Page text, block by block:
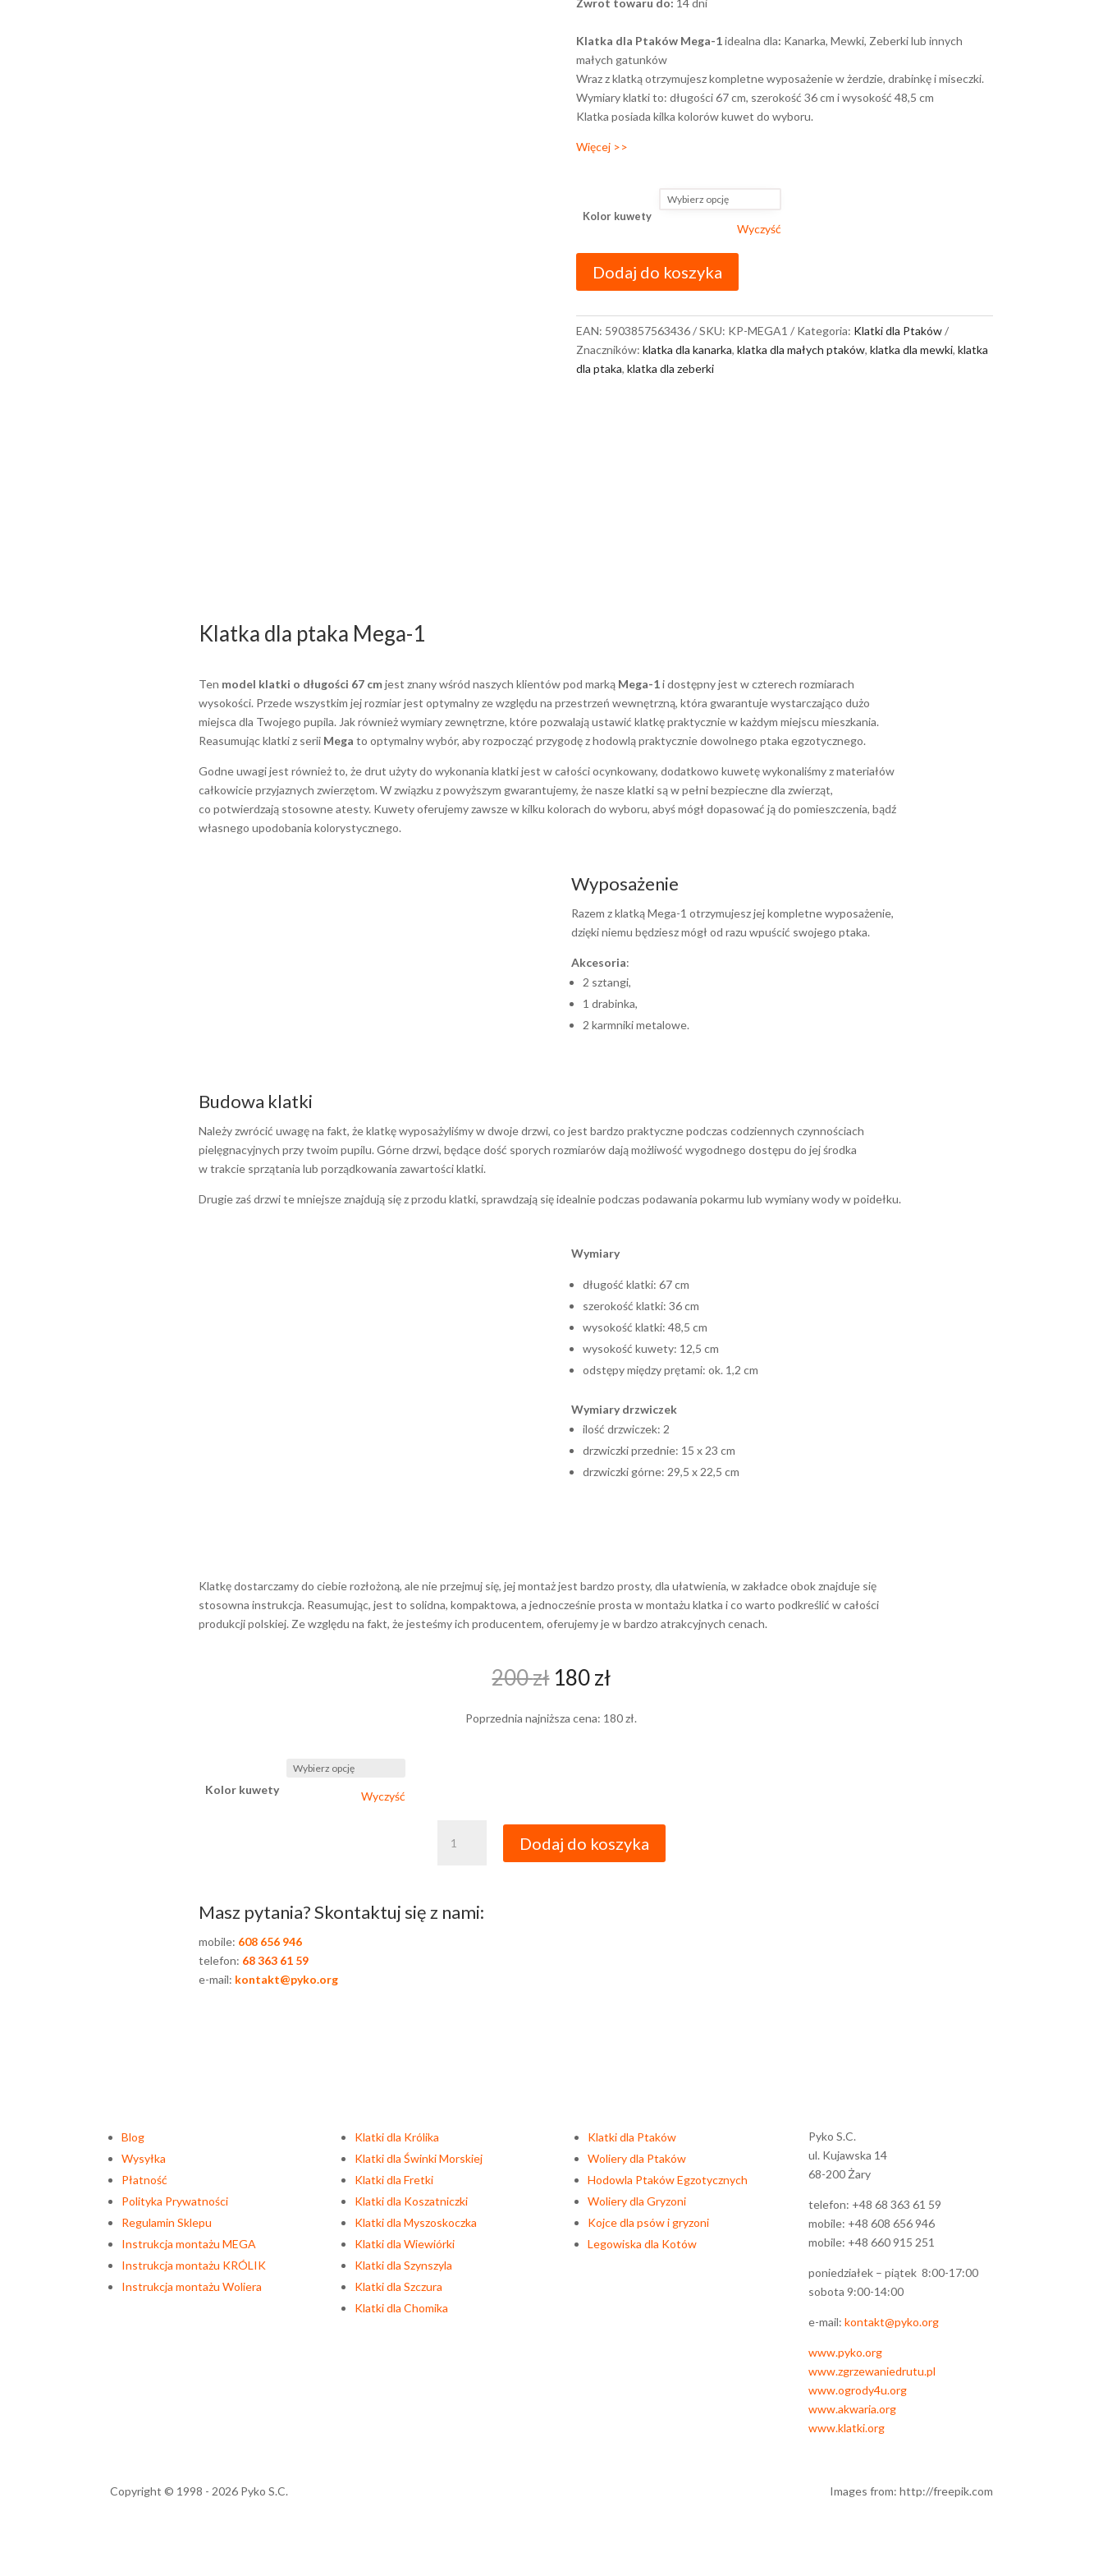
Klatka dla Ptaków Mega-1idealna dla: Kanarka, Mewki, Zeberki lub innych
małych gatunków
Wraz z klatką otrzymujesz kompletne wyposażenie w żerdzie, drabinkę i miseczki.
Wymiary klatki to: długości 67 cm, szerokość 36 cm i wysokość 48,5 cm
Klatka posiada kilka kolorów kuwet do wyboru.
Więcej >>
Kolor kuwety
Wyczyść
Dodaj do koszyka
EAN: 5903857563436 SKU: KP-MEGA1 Kategoria: Klatki dla Ptaków
Znaczników: klatka dla kanarka, klatka dla małych ptaków, klatka dla mewki, klatka
dla ptaka, klatka dla zeberki
Klatka dla ptaka Mega-1
Ten model klatki o długości 67 cmjest znany wśród naszych klientów pod marką Mega-1i dostępny jest w czterech rozmiarach
wysokości. Przede wszystkim jej rozmiar jest optymalny ze względu na przestrzeń wewnętrzną, która gwarantuje wystarczająco dużo
miejsca dla Twojego pupila. Jak również wymiary zewnętrzne, które pozwalają ustawić klatkę praktycznie w każdym miejscu mieszkania.
Reasumując klatki z serii Mega to optymalny wybór, aby rozpocząć przygodę z hodowlą praktycznie dowolnego ptaka egzotycznego.
Godne uwagi jest również to, że drut użyty do wykonania klatki jest w całości ocynkowany, dodatkowo kuwetę wykonaliśmy z materiałów
całkowicie przyjaznych zwierzętom. W związku z powyższym gwarantujemy, że nasze klatki są w pełni bezpieczne dla zwierząt,
co potwierdzają stosowne atesty. Kuwety oferujemy zawsze w kilku kolorach do wyboru, abyś mógł dopasować ją do pomieszczenia, bądź
własnego upodobania kolorystycznego.
Wyposażenie
Razem z klatką Mega-1 otrzymujesz jej kompletne wyposażenie,
dzięki niemu będziesz mógł od razu wpuścić swojego ptaka.
Akcesoria:
2 sztangi,
1 drabinka,
2 karmniki metalowe.
Budowa klatki
Należy zwrócić uwagę na fakt, że klatkę wyposażyliśmy w dwoje drzwi, co jest bardzo praktyczne podczas codziennych czynnościach
pielęgnacyjnych przy twoim pupilu. Górne drzwi, będące dość sporych rozmiarów dają możliwość wygodnego dostępu do jej środka
w trakcie sprzątania lub porządkowania zawartości klatki.
Drugie zaś drzwi te mniejsze znajdują się z przodu klatki, sprawdzają się idealnie podczas podawania pokarmu lub wymiany wody w poidełku.
Wymiary
długość klatki: 67 cm
szerokość klatki: 36 cm
wysokość klatki: 48,5 cm
wysokość kuwety: 12,5 cm
odstępy między prętami: ok. 1,2 cm
Wymiary drzwiczek
ilość drzwiczek: 2
drzwiczki przednie: 15 x 23 cm
drzwiczki górne: 29,5 x 22,5 cm
Klatkę dostarczamy do ciebie rozłożoną, ale nie przejmuj się, jej montaż jest bardzo prosty, dla ułatwienia, w zakładce obok znajduje się
stosowna instrukcja. Reasumując, jest to solidna, kompaktowa, a jednocześnie prosta w montażu klatka i co warto podkreślić w całości
produkcji polskiej. Ze względu na fakt, że jesteśmy ich producentem, oferujemy je w bardzo atrakcyjnych cenach.
200zł Pierwotna
wynosiła:
180złAktualna
wynosi:
Poprzednia najniższa cena: 180zł.
Kolor kuwety Wyczyść
Klatka
Mega-
Dodaj do koszyka
Masz pytania? Skontaktuj się z nami:
mobile: 608 656 946
telefon: 68 363 61 59
e-mail: kontakt@pyko.org
Blog
Wysyłka
Płatność
Polityka Prywatności
Regulamin Sklepu
Instrukcja montażu MEGA
Instrukcja montażu KRÓLIK
Instrukcja montażu Woliera
Klatki dla Królika
Klatki dla Świnki Morskiej
Klatki dla Fretki
Klatki dla Koszatniczki
Klatki dla Myszoskoczka
Klatki dla Wiewiórki
Klatki dla Szynszyla
Klatki dla Szczura
Klatki dla Chomika
Klatki dla Ptaków
Woliery dla Ptaków
Hodowla Ptaków Egzotycznych
Woliery dla Gryzoni
Kojce dla psów i gryzoni
Legowiska dla Kotów
Pyko S.C.
ul. Kujawska 14
68-200 Żary
telefon: +48 68 363 61 59
mobile: +48 608 656 946
mobile: +48 660 915 251
poniedziałek – piątek 8:00-17:00
sobota 9:00-14:00
e-mail:kontakt@pyko.org
www.pyko.org
www.zgrzewaniedrutu.pl
www.ogrody4u.org
www.akwaria.org
www.klatki.org
Copyright © 1998 - 2026 Pyko S.C. Images from: http://freepik.com